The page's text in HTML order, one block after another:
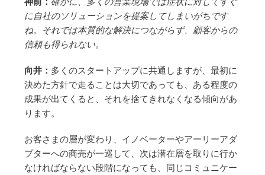
に自社のソリューションを提案してしまいがちです
ね。それでは本質的な解決につながらず、顧客からの
信頼も得られない。
向井： 多くのスタートアップに共通しますが、最初に
決めた方針で走ることは大切であっても、ある程度の
成果が出てくると、それを捨てきれなくなる傾向があ
ります。
お客さまの層が変わり、イノベーターやアーリーアダ
プターへの商売が一巡して、次は潜在層を取りに行か
なければならない段階になっても、同じコミュニケー